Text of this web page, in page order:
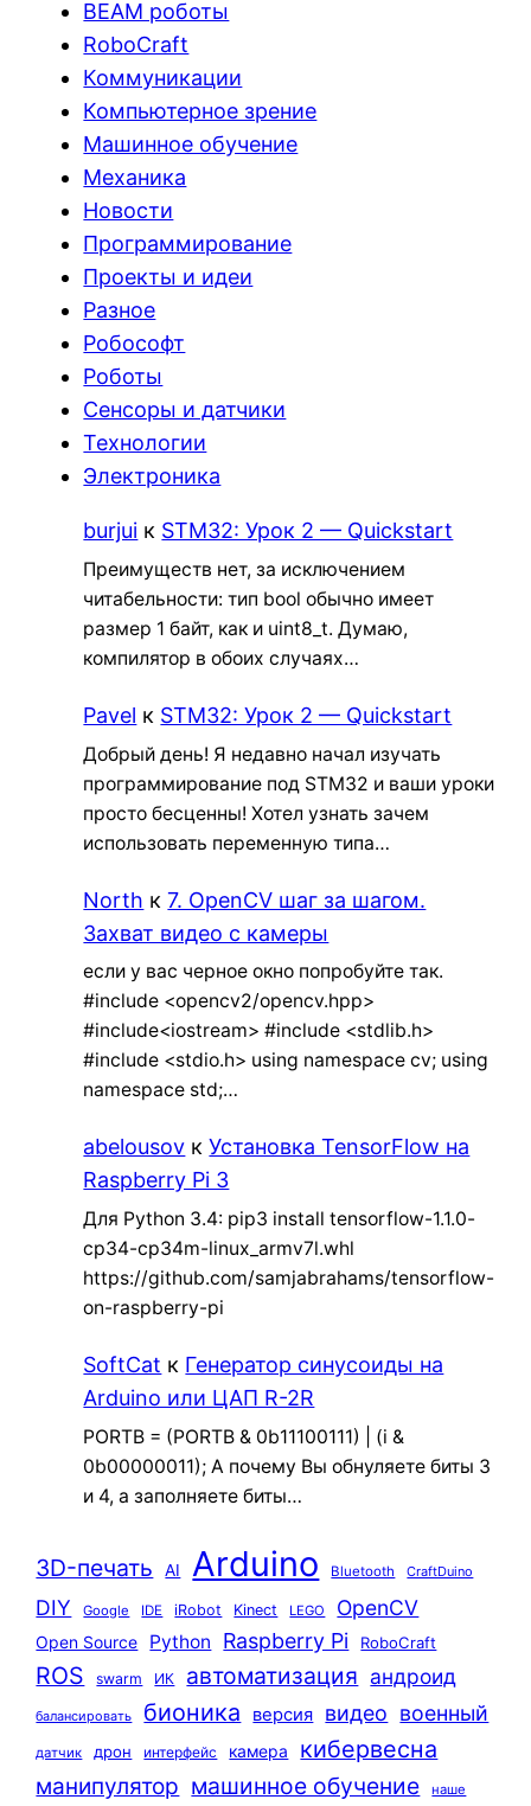
BEAM роботы
RoboCraft
Коммуникации
Компьютерное зрение
Машинное обучение
Механика
Новости
Программирование
Проекты и идеи
Разное
Робософт
Роботы
Сенсоры и датчики
Технологии
Электроника
burjui к STM32: Урок 2 — Quickstart
Преимуществ нет, за исключением
читабельности: тип bool обычно имеет
размер 1 байт, как и uint8_t. Думаю,
компилятор в обоих случаях…
Pavel к STM32: Урок 2 — Quickstart
Добрый день! Я недавно начал изучать
программирование под STM32 и ваши уроки
просто бесценны! Хотел узнать зачем
использовать переменную типа…
North к7. OpenCV шаг за шагом.
Захват видео с камеры
если у вас черное окно попробуйте так.
#include <opencv2/opencv.hpp>
#include<iostream> #include <stdlib.h>
#include <stdio.h> using namespace cv; using
namespace std;…
abelousov кУстановка TensorFlow на
Raspberry Pi 3
Для Python 3.4: pip3 install tensorflow-1.1.0-
cp34-cp34m-linux_armv7l.whl
https://github.com/samjabrahams/tensorflow-
on-raspberry-pi
SoftCat к Генератор синусоиды на
Arduino или ЦАП R-2R
PORTB = (PORTB & 0b11100111) | (i &
0b00000011); А почему Вы обнуляете биты 3
и 4, а заполняете биты…
3D-печать AI Arduino Bluetooth CraftDuino
DIY Google IDE iRobot Kinect LEGO OpenCV
Open Source Python Raspberry Pi RoboCraft
ROS swarm ИК автоматизация андроид
балансировать бионика версия видео военный
датчик дрон интерфейс камера кибервесна
манипулятор машинное обучение наше